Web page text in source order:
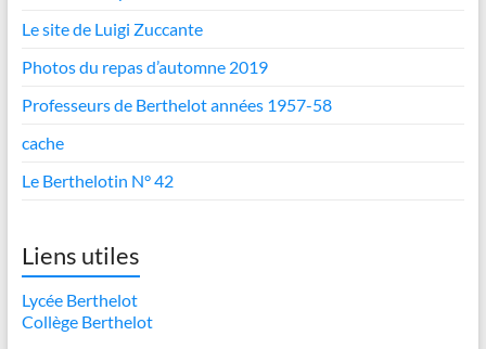
Le site de Luigi Zuccante
Photos du repas d’automne 2019
Professeurs de Berthelot années 1957-58
cache
Le Berthelotin N° 42
Liens utiles
Lycée Berthelot
Collège Berthelot